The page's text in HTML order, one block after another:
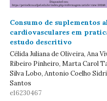
Consumo de suplementos
cardiovasculares em
estudo descritivo
Célida Juliana de Oliveira, Ana
Ribeiro Pinheiro, Marta Carol
Silva Lobo, Antonio Coelho
Santos
e16230467